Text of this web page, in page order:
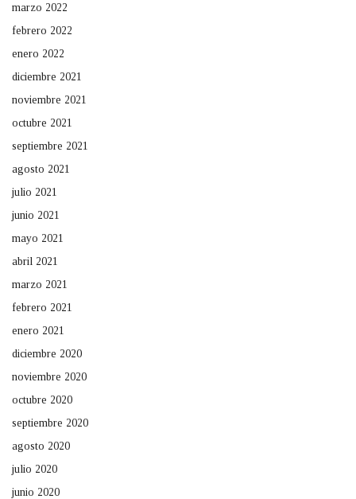
marzo 2022
febrero 2022
enero 2022
diciembre 2021
noviembre 2021
octubre 2021
septiembre 2021
agosto 2021
julio 2021
junio 2021
mayo 2021
abril 2021
marzo 2021
febrero 2021
enero 2021
diciembre 2020
noviembre 2020
octubre 2020
septiembre 2020
agosto 2020
julio 2020
junio 2020